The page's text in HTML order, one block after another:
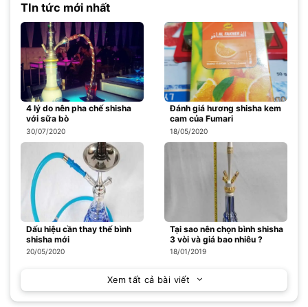
TIn tức mới nhất
4 lý do nên pha chế shisha
với sữa bò
30/07/2020
Đánh giá hương shisha kem
cam của Fumari
18/05/2020
Dấu hiệu cần thay thế bình
shisha mới
20/05/2020
Tại sao nên chọn bình shisha
3 vòi và giá bao nhiêu ?
18/01/2019
Xem tất cả bài viết